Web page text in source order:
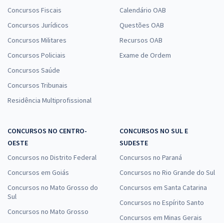
Concursos Fiscais
Concursos Jurídicos
Concursos Militares
Concursos Policiais
Concursos Saúde
Concursos Tribunais
Residência Multiprofissional
Calendário OAB
Questões OAB
Recursos OAB
Exame de Ordem
CONCURSOS NO CENTRO-
OESTE
Concursos no Distrito Federal
Concursos em Goiás
Concursos no Mato Grosso do
Sul
Concursos no Mato Grosso
CONCURSOS NO SUL E
SUDESTE
Concursos no Paraná
Concursos no Rio Grande do Sul
Concursos em Santa Catarina
Concursos no Espírito Santo
Concursos em Minas Gerais